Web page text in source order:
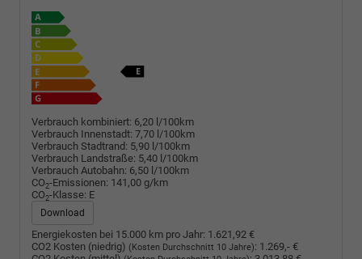
Verbrauch kombiniert: 6,20 l/100km
Verbrauch Innenstadt: 7,70 l/100km
Verbrauch Stadtrand: 5,90 l/100km
Verbrauch Landstraße: 5,40 l/100km
Verbrauch Autobahn: 6,50 l/100km
CO2-Emissionen: 141,00 g/km
CO2-Klasse: E
Download
Energiekosten bei 15.000 km pro Jahr: 1.621,92 €
CO2 Kosten (niedrig) (Kosten Durchschnitt 10 Jahre): 1.269,- €